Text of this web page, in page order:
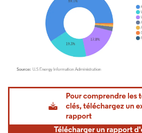
Image © Mordor Intelligence. La réutilisation